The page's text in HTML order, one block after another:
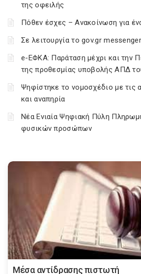
της οφειλής
Πόθεν έσχες – Ανακοίνωση για
Σε λειτουργία το gov.gr messenger
e-ΕΦΚΑ: Παράταση μέχρι και την
της προθεσμίας υποβολής ΑΠΔ
Ψηφίστηκε το νομοσχέδιο με τις
και αναπηρία
Νέα Ενιαία Ψηφιακή Πύλη
φυσικών προσώπων
Μέσα αντίδρασης πιστωτή